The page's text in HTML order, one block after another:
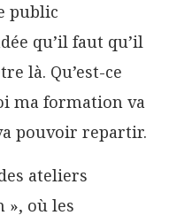
public
qu’il faut qu’il
là. Qu’est-ce
ma formation va
pouvoir repartir.
ateliers
», où les